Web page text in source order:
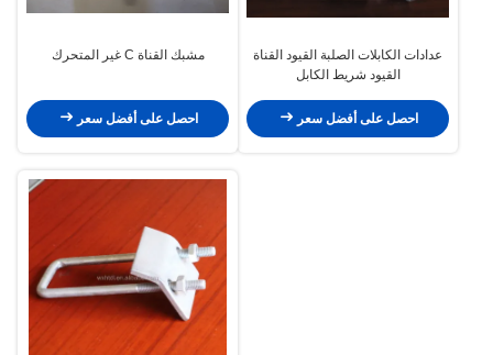
عدادات الكابلات الصلبة القيود القناة
القيود شريط الكابل
احصل على أفضل سعر
مشبك القناة C غير المتحرك
احصل على أفضل سعر